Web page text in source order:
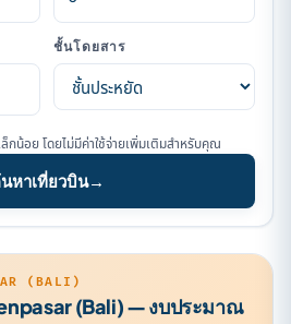
ชั้นโดยสาร
กน้อย โดยไม่มีค่าใช้จ่ายเพิ่มเติมสำหรับคุณ
หาเที่ยวบิน→
(BALI)
(Bali) — งบประมาณ